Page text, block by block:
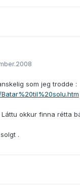
som jeg trodde :
okkur finna rétta
.